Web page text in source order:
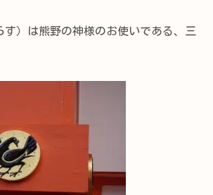
す）は熊野の神様のお使いである、三